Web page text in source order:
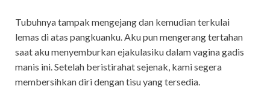
Tubuhnya tampak mengejang dan kemudian terkulai
lemas di atas pangkuanku. Aku pun mengerang tertahan
saat aku menyemburkan ejakulasiku dalam vagina gadis
manis ini. Setelah beristirahat sejenak, kami segera
membersihkan diri dengan tisu yang tersedia.